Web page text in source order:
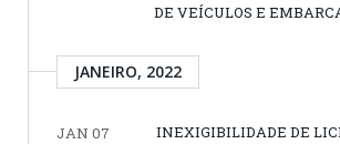
DE VEÍCULOS E
JANEIRO, 2022
JAN 07
INEXIGIBILIDADE DE